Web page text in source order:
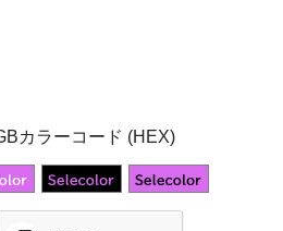
カラーコード (HEX)